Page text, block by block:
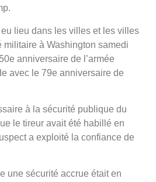
lieu dans les villes et les villes
militaire à Washington samedi
anniversaire de l’armée
avec le 79e anniversaire de
à la sécurité publique du
le tireur avait été habillé en
a exploité la confiance de
une sécurité accrue était en